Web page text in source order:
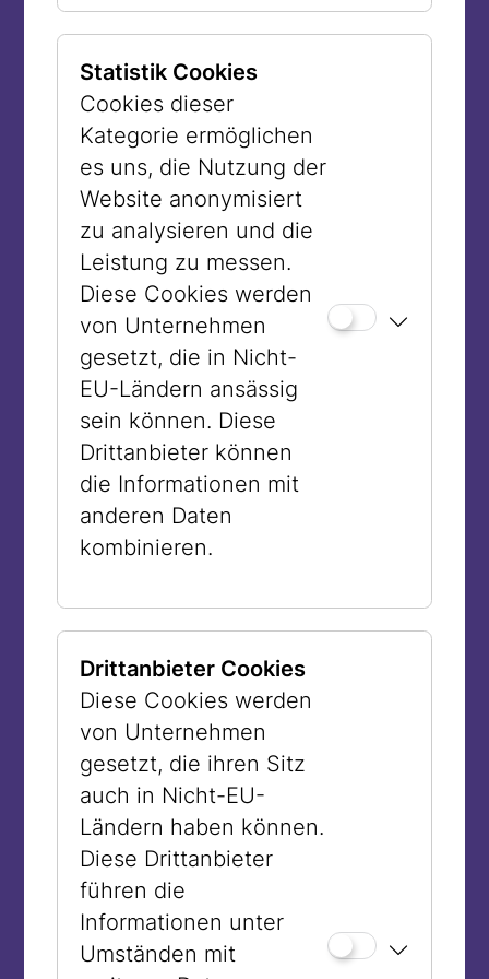
Museum – oder sollte es zumindest sein.
Die Hologramme der alten
Dauerausstellung des Jüdischen
Museums waren, auch wenn sie heute
aus der Zeit gefallen zu sein scheinen,
genau deswegen wichtig: Weil sie nicht
zuließen, dass wir so tun, als würden wir
nicht wissen, was passiert ist. Weil sie
ständig darauf verwiesen, was verloren
ging und weil sie verweigerten, einen
Blick auf die Geschichte zu werfen,
ohne an die Schoa zu denken. Das war –
und ist in gewisser Weise heute noch –
neu in der Welt der Jüdischen Museen.
Jüdische Museen kämpfen bis heute
damit, keine Holocaustmuseen sein zu
die zu einem großen Teil erst durch die
Schoa zur Sammlung wurde. Eine
Lösung hatte man lange darin gefunden
und findet man zum Teil heute noch,
diesen Umstand einfach nicht zu
thematisieren, Objekte also herausgelöst
von ihrer Verfolgungsgeschichte zu
zeigen – weil eben die Zeitgenossen
nicht gewusst hätten, was die Zukunft
bringen würde. Aber es ist eben nicht so
einfach, sondern genau genommen das
Dilemma Jüdischer Museen.
Statistik Cookies
Cookies dieser
Kategorie ermöglichen
es uns, die Nutzung der
Website anonymisiert
zu analysieren und die
Leistung zu messen.
Diese Cookies werden
von Unternehmen
gesetzt, die in Nicht-
EU-Ländern ansässig
sein können. Diese
Drittanbieter können
die Informationen mit
anderen Daten
kombinieren.
Drittanbieter Cookies
Diese Cookies werden
von Unternehmen
gesetzt, die ihren Sitz
auch in Nicht-EU-
Ländern haben können.
Diese Drittanbieter
führen die
Informationen unter
Umständen mit